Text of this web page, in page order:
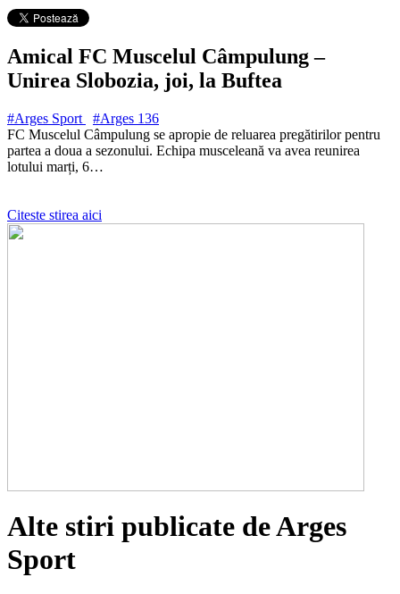
Amical FC Muscelul Câmpulung –
Unirea Slobozia, joi, la Buftea
#Arges Sport #Arges 136
FC Muscelul Câmpulung se apropie de reluarea pregătirilor pentru
partea a doua a sezonului. Echipa musceleană va avea reunirea
lotului marți, 6…
Citeste stirea aici
Alte stiri publicate de Arges
Sport